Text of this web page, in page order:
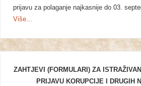
prijavu za polaganje najkasnije do 03.
Više...
ZAHTJEVI (FORMULARI) ZA
PRIJAVU KORUPCIJE I DRUGIH